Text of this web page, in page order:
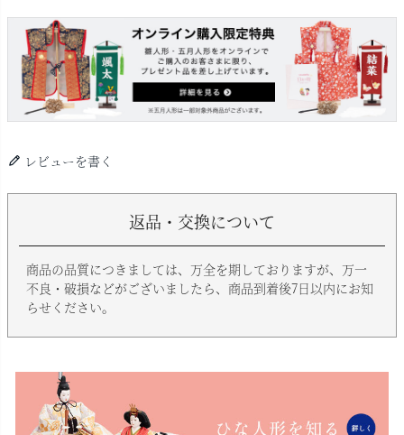
レビューを書く
返品・交換について
商品の品質につきましては、万全を期しておりますが、万一
不良・破損などがございましたら、商品到着後7日以内にお知
らせください。